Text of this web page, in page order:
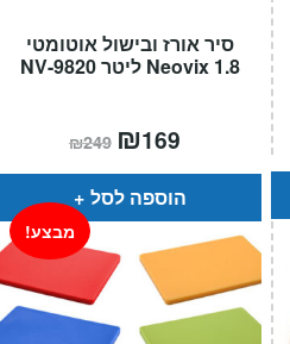
סיר אורז ובישול אוטומטי
Neovix 1.8 ליטר NV-9820
₪249 המחיר
המקורי
היה:
₪249.
₪169
הוא:
הוספה לסל
מבצע!